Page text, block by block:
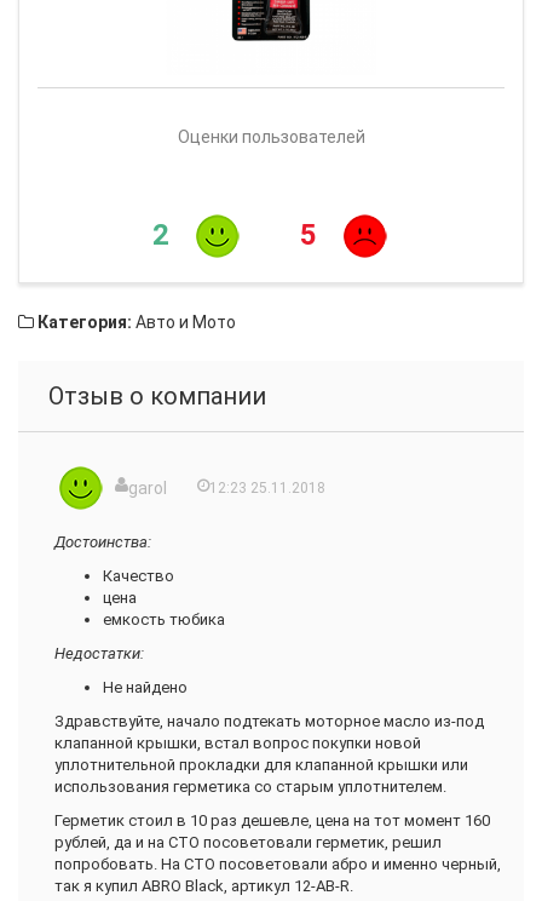
Оценки пользователей
2 5
Категория: Авто и Мото
Отзыв о компании
garol 12:23 25.11.2018
Достоинства:
Качество
цена
емкость тюбика
Недостатки:
Не найдено
Здравствуйте, начало подтекать моторное масло из-под
клапанной крышки, встал вопрос покупки новой
уплотнительной прокладки для клапанной крышки или
использования герметика со старым уплотнителем.
Герметик стоил в 10 раз дешевле, цена на тот момент 160
рублей, да и на СТО посоветовали герметик, решил
попробовать. На СТО посоветовали абро и именно черный,
так я купил ABRO Black, артикул 12-AB-R.